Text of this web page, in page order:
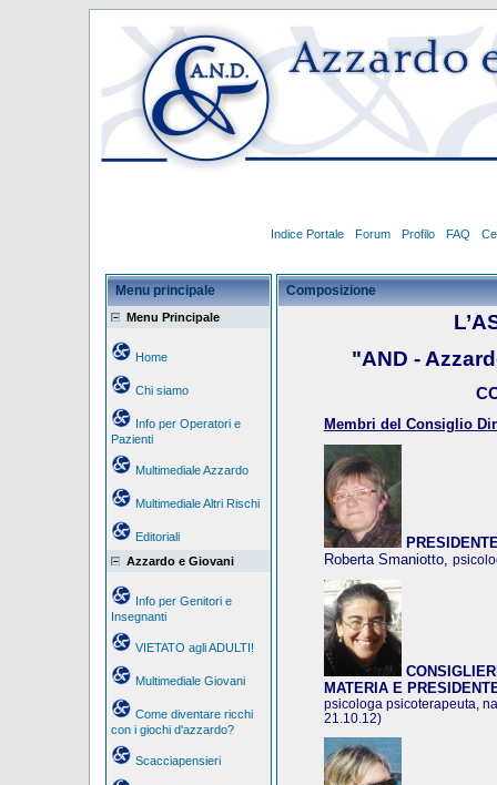
Indice Portale Forum Profilo FAQ
Menu principale
Menu Principale
Home
Chi siamo
Info per Operatori e
Pazienti
Multimediale Azzardo
Multimediale Altri Rischi
Editoriali
Azzardo e Giovani
Info per Genitori e
Insegnanti
VIETATO agli ADULTI!
Multimediale Giovani
Come diventare ricchi
con i giochi d'azzardo?
Scacciapensieri
Composizione
"AND -
Membri del Consiglio
Roberta Smaniotto,
MATERIA E
psicologa psicoterapeuta,
21.10.12)